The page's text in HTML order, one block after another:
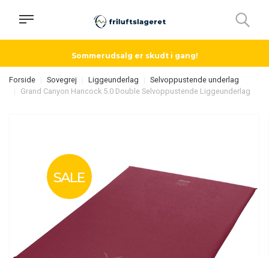
Sommerudsalg er skudt i gang!
Forside Sovegrej Liggeunderlag
Selvoppustende underlag
Grand Canyon Hancock 5.0 Double Selvoppustende Liggeunderlag
SALE